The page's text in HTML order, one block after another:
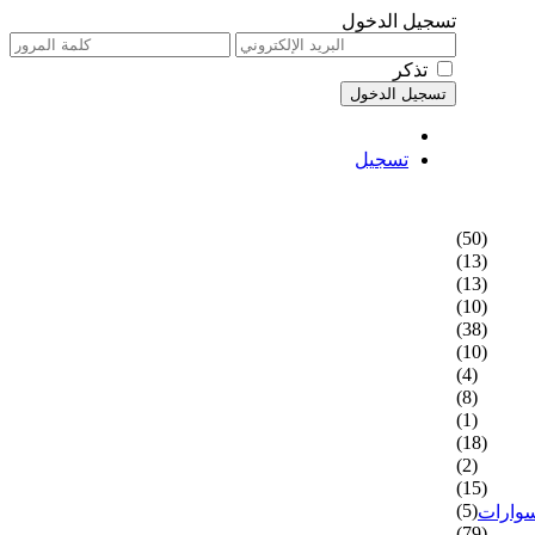
تسجيل الدخول
تذكر
تسجيل
(50)
(13)
(13)
(10)
(38)
(10)
(4)
(8)
(1)
(18)
(2)
(15)
(5)